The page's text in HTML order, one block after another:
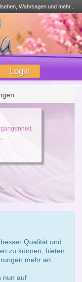
Wahrsagen und mehr...
Login
Qualität und
zu können, bieten
mehr an.
nun auf